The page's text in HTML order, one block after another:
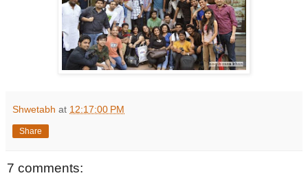
Shwetabh at 12:17:00 PM
Share
7 comments: